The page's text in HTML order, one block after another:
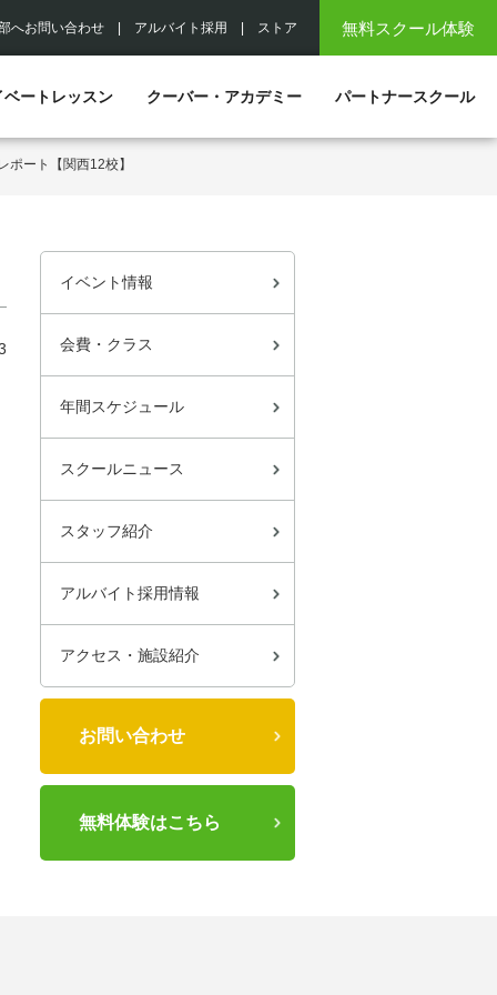
無料スクール体験
へお問い合わせ アルバイト採用 ストア
ベートレッスン クーバー・アカデミー パートナースクール
ート【関西12校】
イベント情報
会費・クラス
年間スケジュール
スクールニュース
スタッフ紹介
アルバイト採用情報
アクセス・施設紹介
お問い合わせ
無料体験はこちら